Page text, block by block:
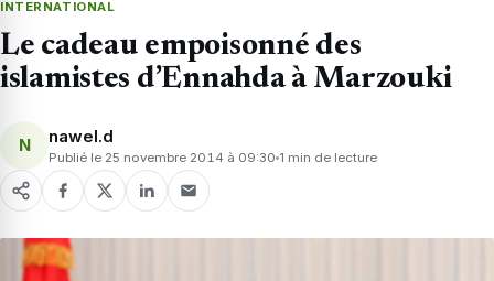
INTERNATIONAL
Le cadeau empoisonné des
islamistes d’Ennahda à Marzouki
N nawel.d
Publié le 25 novembre 2014 à 09:30 1 min de lecture